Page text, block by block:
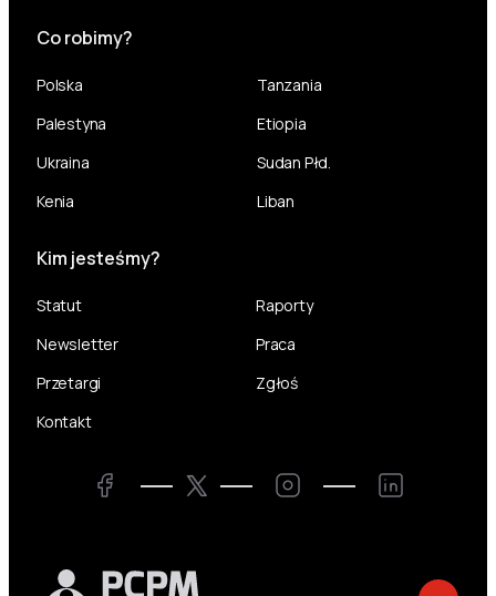
Co robimy?
Polska
Palestyna
Ukraina
Kenia
Tanzania
Etiopia
Sudan Płd.
Liban
Kim jesteśmy?
Statut
Raporty
Newsletter
Praca
Przetargi
Zgłoś
Kontakt
Facebook Twitter Instagram LinkedIn